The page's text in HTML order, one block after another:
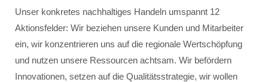
Unser konkretes nachhaltiges Handeln umspannt 12
Aktionsfelder: Wir beziehen unsere Kunden und Mitarbeiter
ein, wir konzentrieren uns auf die regionale Wertschöpfung
und nutzen unsere Ressourcen achtsam. Wir befördern
Innovationen, setzen auf die Qualitätsstrategie, wir wollen